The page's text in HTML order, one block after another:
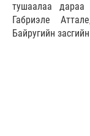
тушаалаа
Габриэле
Байругийн